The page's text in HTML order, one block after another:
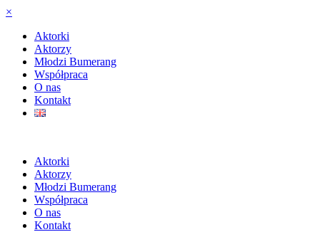
×
Aktorki
Aktorzy
Młodzi Bumerang
Współpraca
O nas
Kontakt
Aktorki
Aktorzy
Młodzi Bumerang
Współpraca
O nas
Kontakt